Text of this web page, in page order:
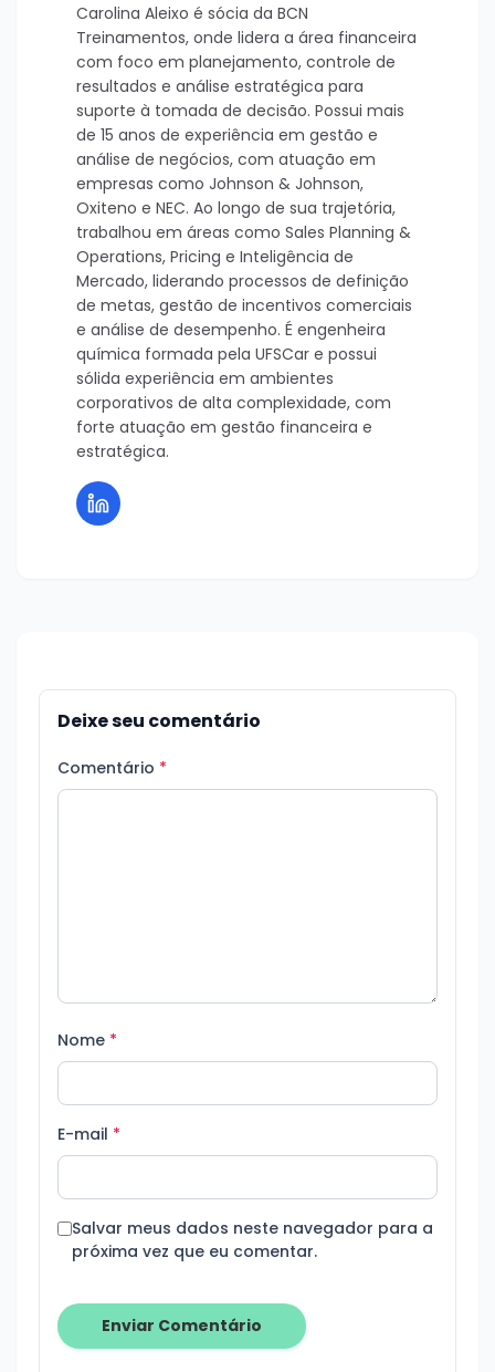
Carolina Aleixo é sócia da BCN
Treinamentos, onde lidera a área financeira
com foco em planejamento, controle de
resultados e análise estratégica para
suporte à tomada de decisão. Possui mais
de 15 anos de experiência em gestão e
análise de negócios, com atuação em
empresas como Johnson & Johnson,
Oxiteno e NEC. Ao longo de sua trajetória,
trabalhou em áreas como Sales Planning &
Operations, Pricing e Inteligência de
Mercado, liderando processos de definição
de metas, gestão de incentivos comerciais
e análise de desempenho. É engenheira
química formada pela UFSCar e possui
sólida experiência em ambientes
corporativos de alta complexidade, com
forte atuação em gestão financeira e
estratégica.
Deixe seu comentário
Comentário *
Nome *
E-mail *
Salvar meus dados neste navegador para a
próxima vez que eu comentar.